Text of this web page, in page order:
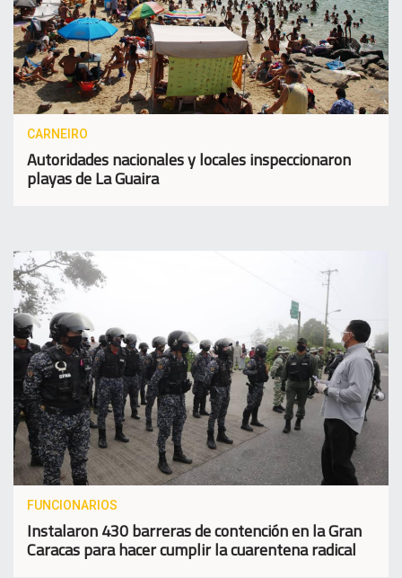
CARNEIRO
Autoridades nacionales y locales inspeccionaron
playas de La Guaira
FUNCIONARIOS
Instalaron 430 barreras de contención en la Gran
Caracas para hacer cumplir la cuarentena radical